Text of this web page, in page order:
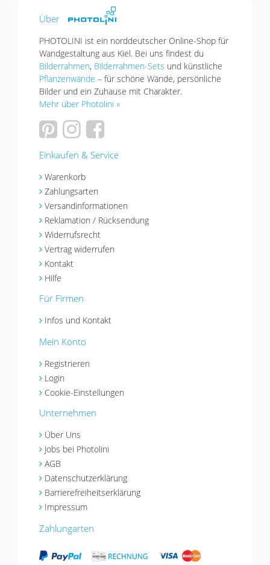
Über
PHOTOLINI ist ein norddeutscher Online-Shop für
Wandgestaltung aus Kiel. Bei uns findest du
Bilderrahmen, Bilderrahmen-Sets und künstliche
Pflanzenwände – für schöne Wände, persönliche
Bilder und ein Zuhause mit Charakter.
Mehr über Photolini »
Einkaufen & Service
Warenkorb
Zahlungsarten
Versandinformationen
Reklamation / Rücksendung
Widerrufsrecht
Vertrag widerrufen
Kontakt
Hilfe
Für Firmen
Infos und Kontakt
Mein Konto
Registrieren
Login
Cookie-Einstellungen
Unternehmen
Über Uns
Jobs bei Photolini
AGB
Datenschutzerklärung
Barrierefreiheitserklärung
Impressum
Zahlungarten